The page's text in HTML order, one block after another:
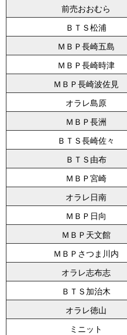
前売おおむら
ＢＴＳ松浦
ＭＢＰ長崎五島
ＭＢＰ長崎時津
ＭＢＰ長崎波佐見
オラレ島原
ＭＢＰ長洲
ＢＴＳ長崎佐々
ＢＴＳ由布
ＭＢＰ宮崎
オラレ日南
ＭＢＰ日向
ＭＢＰ天文館
ＭＢＰさつま川内
オラレ志布志
ＢＴＳ加治木
オラレ徳山
ミニット